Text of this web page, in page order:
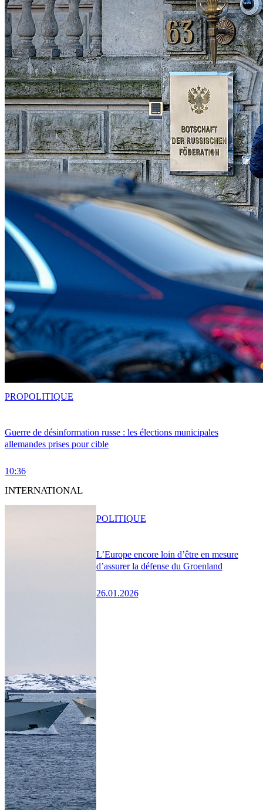
Guerre de désinformation russe : les élections municipales
allemandes prises pour cible
10:36
PROPOLITIQUE
INTERNATIONAL
L’Europe encore loin d’être en mesure
d’assurer la défense du Groenland
26.01.2026
POLITIQUE